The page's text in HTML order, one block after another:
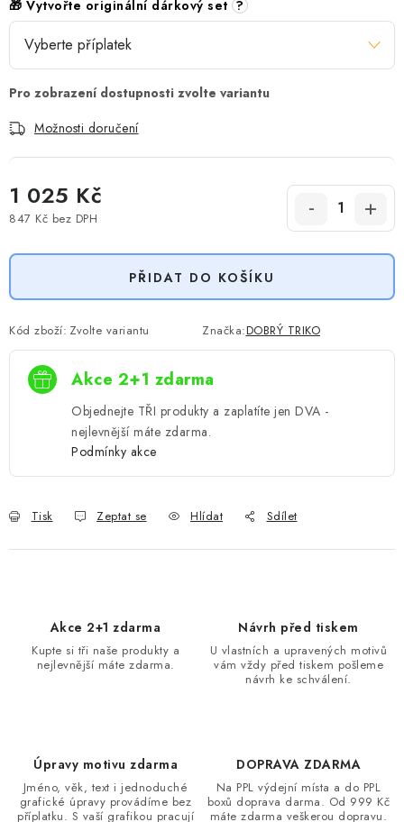
🎁 Vytvořte originální dárkový set ?
Možnosti doručení
1 025 Kč
847 Kč bez DPH
PŘIDAT DO KOŠÍKU
Kód zboží: Zvolte variantu Značka:DOBRÝ TRIKO
Akce 2+1 zdarma
Objednejte TŘI produkty a zaplatíte jen DVA -
nejlevnější máte zdarma.
Podmínky akce
Tisk Zeptat se Hlídat Sdílet
Akce 2+1 zdarma
Kupte si tři naše produkty a
nejlevnější máte zdarma.
Návrh před tiskem
U vlastních a upravených motivů
vám vždy před tiskem pošleme
návrh ke schválení.
Úpravy motivu zdarma
Jméno, věk, text i jednoduché
grafické úpravy provádíme bez
příplatku. S vaší grafikou pracují
DOPRAVA ZDARMA
Na PPL výdejní místa a do PPL
boxů doprava darma. Od 999 Kč
máte zdarma veškerou dopravu.